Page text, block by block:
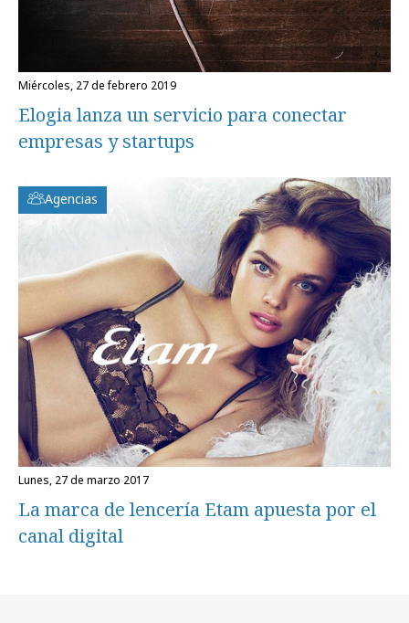
miércoles, 27 de febrero 2019
Elogia lanza un servicio para conectar
empresas y startups
Agencias
lunes, 27 de marzo 2017
La marca de lencería Etam apuesta por el
canal digital